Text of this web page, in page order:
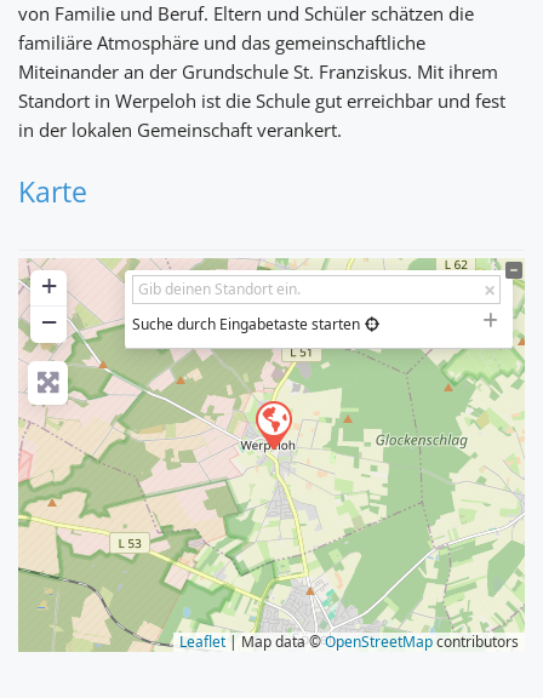
von Familie und Beruf. Eltern und Schüler schätzen die
familiäre Atmosphäre und das gemeinschaftliche
Miteinander an der Grundschule St. Franziskus. Mit ihrem
Standort in Werpeloh ist die Schule gut erreichbar und fest
in der lokalen Gemeinschaft verankert.
Karte
+
−
Suche durch Eingabetaste starten
Leaflet | Map data ©OpenStreetMapcontributors